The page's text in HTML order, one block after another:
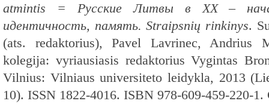
atmintis = Русские Литвы в XX –
идентичность, память. Straipsnių rinkinys.
(ats. redaktorius), Pavel Lavrinec, Andrius
kolegija: vyriausiasis redaktorius Vygintas
Vilnius: Vilniaus universiteto leidykla, 2013
10). ISSN 1822-4016. ISBN 978-609-459-220-